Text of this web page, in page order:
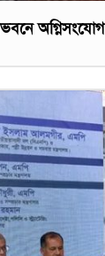
অগ্নিসংযোগ